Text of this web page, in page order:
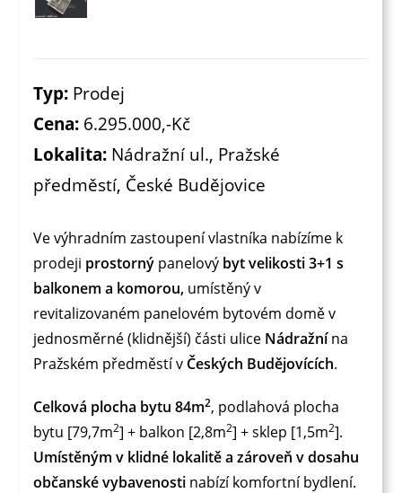
Typ: Prodej
Cena: 6.295.000,-Kč
Lokalita: Nádražní ul., Pražské
předměstí, České Budějovice
Ve výhradním zastoupení vlastníka nabízíme k
prodeji prostorný panelový byt velikosti 3+1 s
balkonem a komorou, umístěný v
revitalizovaném panelovém bytovém domě v
jednosměrné (klidnější) části ulice Nádražnína
Pražském předměstí v Českých Budějovících.
Celková plocha bytu 84m2, podlahová plocha
bytu [79,7m2] + balkon [2,8m2] + sklep [1,5m2].
Umístěným v klidné lokalitě a zároveň v dosahu
občanské vybavenosti nabízí komfortní bydlení.